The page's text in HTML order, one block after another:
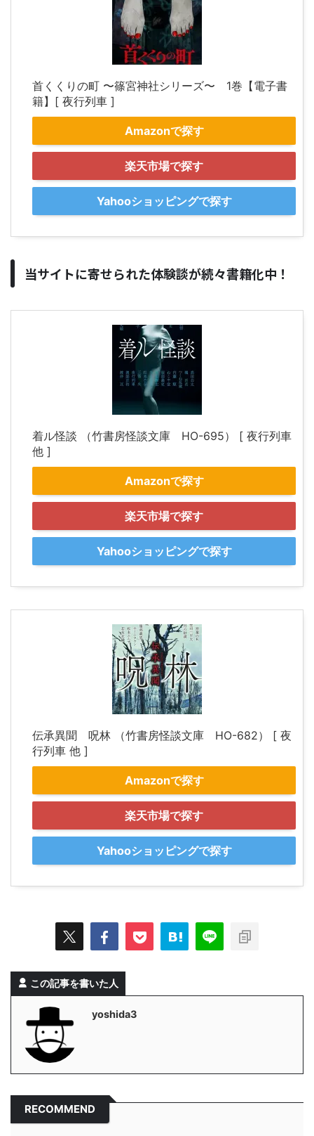
首くくりの町 〜篠宮神社シリーズ〜 1巻【電子書
籍】[ 夜行列車 ]
Amazonで探す
楽天市場で探す
Yahooショッピングで探す
当サイトに寄せられた体験談が続々書籍化中！
着ル怪談 （竹書房怪談文庫 HO-695） [ 夜行列車
他 ]
Amazonで探す
楽天市場で探す
Yahooショッピングで探す
伝承異聞 呪林 （竹書房怪談文庫 HO-682） [ 夜
行列車 他 ]
Amazonで探す
楽天市場で探す
Yahooショッピングで探す
この記事を書いた人
yoshida3
RECOMMEND